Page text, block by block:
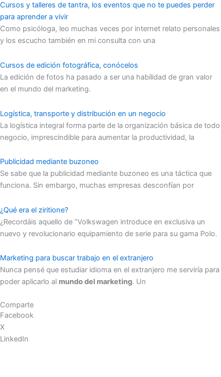
Cursos y talleres de tantra, los eventos que no te puedes perder
para aprender a vivir
Como psicóloga, leo muchas veces por internet relato personales
y los escucho también en mi consulta con una
Cursos de edición fotográfica, conócelos
La edición de fotos ha pasado a ser una habilidad de gran valor
en el mundo del marketing.
Logística, transporte y distribución en un negocio
La logística integral forma parte de la organización básica de todo
negocio, imprescindible para aumentar la productividad, la
Publicidad mediante buzoneo
Se sabe que la publicidad mediante buzoneo es una táctica que
funciona. Sin embargo, muchas empresas desconfían por
¿Qué era el ziritione?
¿Recordáis aquello de “Volkswagen introduce en exclusiva un
nuevo y revolucionario equipamiento de serie para su gama Polo.
Marketing para buscar trabajo en el extranjero
Nunca pensé que estudiar idioma en el extranjero me serviría para
poder aplicarlo al mundo del marketing. Un
Comparte
Facebook
X
LinkedIn